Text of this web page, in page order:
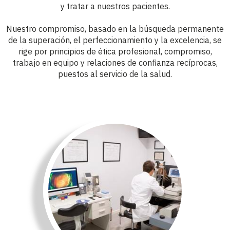
y tratar a nuestros pacientes.
Nuestro compromiso, basado en la búsqueda permanente
de la superación, el perfeccionamiento y la excelencia, se
rige por principios de ética profesional, compromiso,
trabajo en equipo y relaciones de confianza recíprocas,
puestos al servicio de la salud.